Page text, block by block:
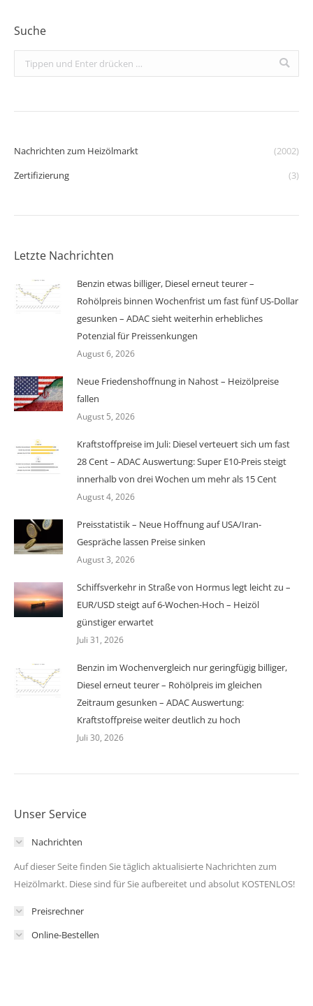
Suche
Search:
Nachrichten zum Heizölmarkt
(2002)
Zertifizierung
(3)
Letzte Nachrichten
Benzin etwas billiger, Diesel erneut teurer –
Rohölpreis binnen Wochenfrist um fast fünf US-Dollar
gesunken – ADAC sieht weiterhin erhebliches
Potenzial für Preissenkungen
August 6, 2026
Neue Friedenshoffnung in Nahost – Heizölpreise
fallen
August 5, 2026
Kraftstoffpreise im Juli: Diesel verteuert sich um fast
28 Cent – ADAC Auswertung: Super E10-Preis steigt
innerhalb von drei Wochen um mehr als 15 Cent
August 4, 2026
Preisstatistik – Neue Hoffnung auf USA/Iran-
Gespräche lassen Preise sinken
August 3, 2026
Schiffsverkehr in Straße von Hormus legt leicht zu –
EUR/USD steigt auf 6-Wochen-Hoch – Heizöl
günstiger erwartet
Juli 31, 2026
Benzin im Wochenvergleich nur geringfügig billiger,
Diesel erneut teurer – Rohölpreis im gleichen
Zeitraum gesunken – ADAC Auswertung:
Kraftstoffpreise weiter deutlich zu hoch
Juli 30, 2026
Unser Service
Nachrichten
Auf dieser Seite finden Sie täglich aktualisierte Nachrichten zum
Heizölmarkt. Diese sind für Sie aufbereitet und absolut KOSTENLOS!
Preisrechner
Online-Bestellen